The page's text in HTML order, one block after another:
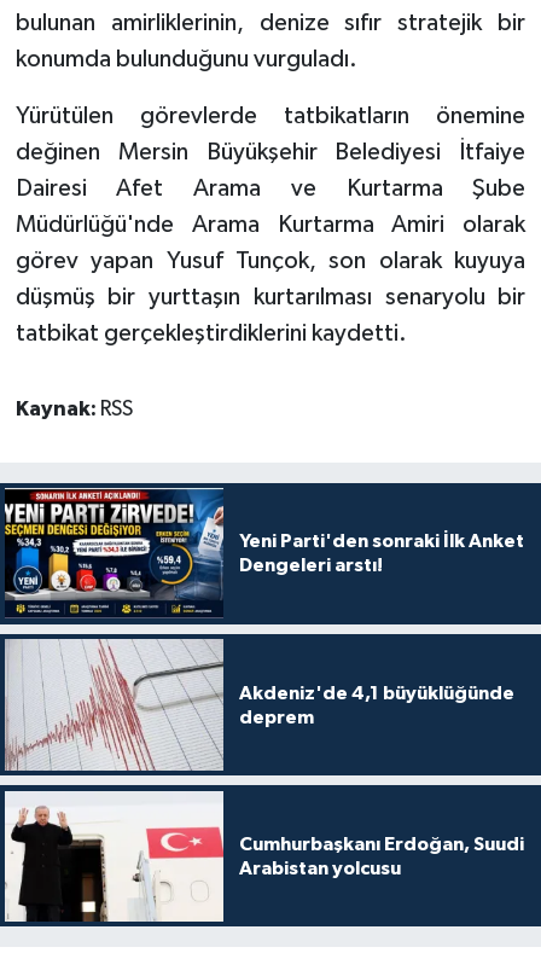
bulunan amirliklerinin, denize sıfır stratejik bir
konumda bulunduğunu vurguladı.
Yürütülen görevlerde tatbikatların önemine
değinen Mersin Büyükşehir Belediyesi İtfaiye
Dairesi Afet Arama ve Kurtarma Şube
Müdürlüğü'nde Arama Kurtarma Amiri olarak
görev yapan Yusuf Tunçok, son olarak kuyuya
düşmüş bir yurttaşın kurtarılması senaryolu bir
tatbikat gerçekleştirdiklerini kaydetti.
Kaynak: RSS
Yeni Parti'den sonraki İlk Anket
Dengeleri arstı!
Akdeniz'de 4,1 büyüklüğünde
deprem
Cumhurbaşkanı Erdoğan, Suudi
Arabistan yolcusu